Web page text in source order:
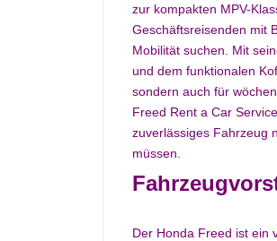
zur kompakten MPV-
Geschäftsreisenden mit
Mobilität suchen. Mit
und dem funktionalen
sondern auch für
Freed Rent a Car
zuverlässiges Fahrzeug
müssen.
Der Honda Freed ist ein